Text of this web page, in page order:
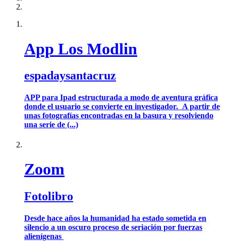
App Los Modlin
espadaysantacruz
APP para Ipad estructurada a modo de aventura gráfica
donde el usuario se convierte en investigador. A partir de
unas fotografías encontradas en la basura y resolviendo
una serie de (...)
Zoom
Fotolibro
Desde hace años la humanidad ha estado sometida en
silencio a un oscuro proceso de seriación por fuerzas
alienígenas